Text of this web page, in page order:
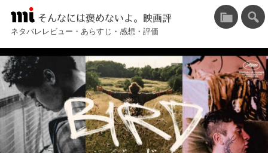
そんなには褒めないよ。映画評
ネタバレレビュー・あらすじ・感想・評価